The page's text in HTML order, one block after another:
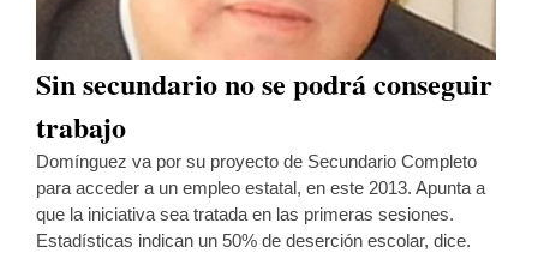
Sin secundario no se podrá conseguir
trabajo
Domínguez va por su proyecto de Secundario Completo
para acceder a un empleo estatal, en este 2013. Apunta a
que la iniciativa sea tratada en las primeras sesiones.
Estadísticas indican un 50% de deserción escolar, dice.